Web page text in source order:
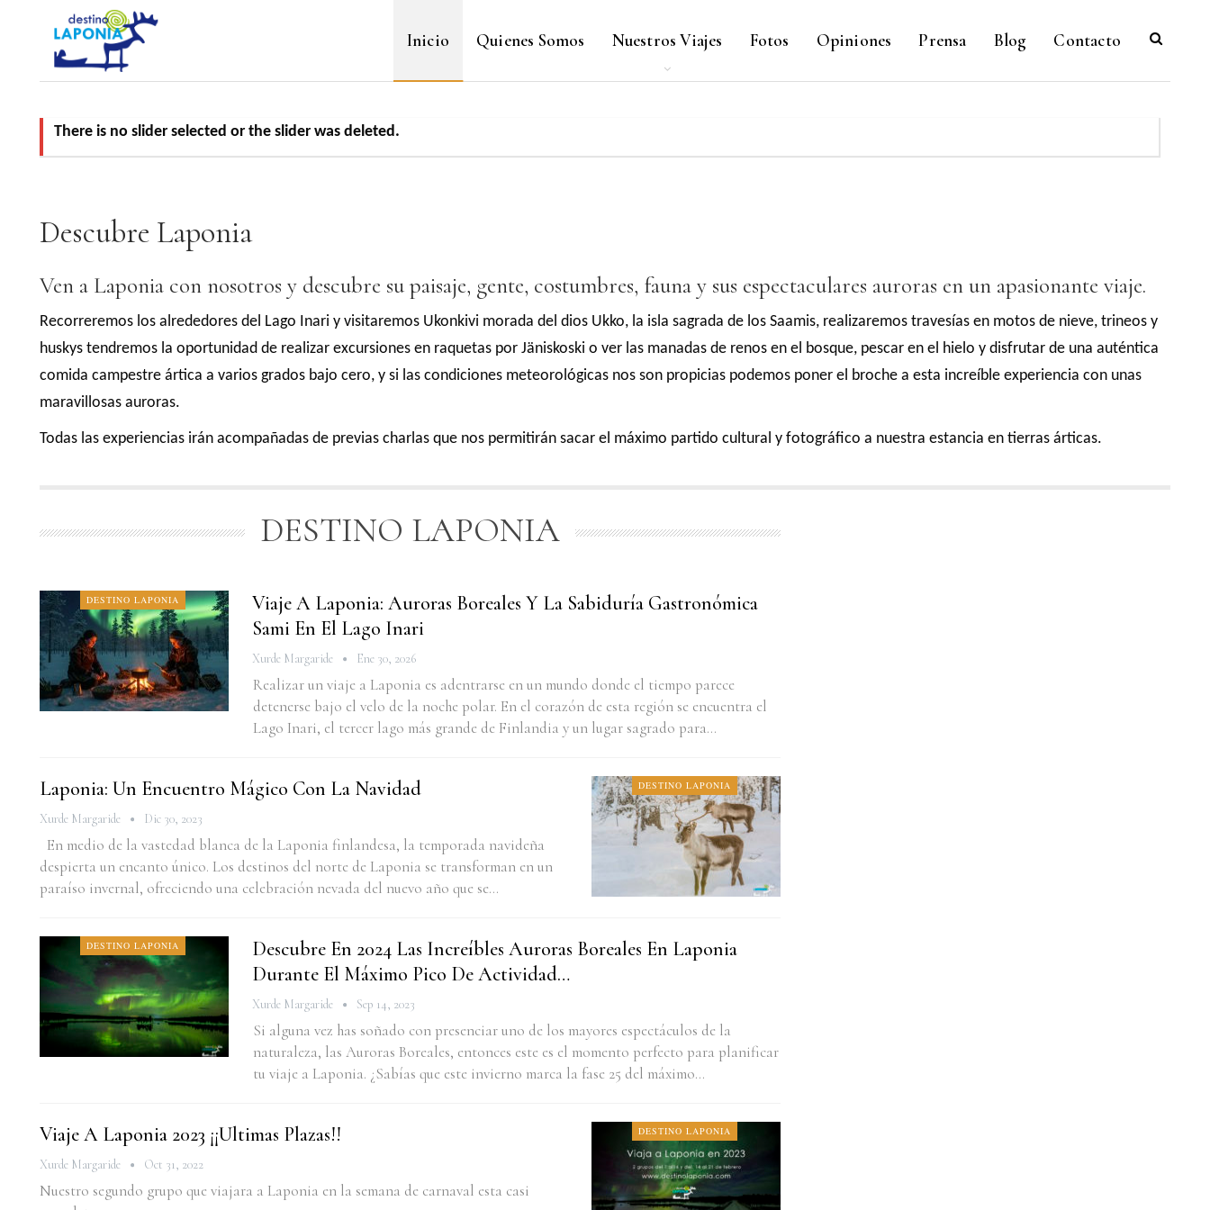
Inicio Quienes Somos Nuestros Viajes Fotos Opiniones Prensa Blog Contacto
There is no slider selected or the slider was deleted.
Descubre Laponia
Ven a Laponia con nosotros y descubre su paisaje, gente, costumbres, fauna y sus espectaculares auroras en un apasionante viaje.
Recorreremos los alrededores del Lago Inari y visitaremos Ukonkivi morada del dios Ukko, la isla sagrada de los Saamis, realizaremos travesías en motos de nieve, trineos y
huskys tendremos la oportunidad de realizar excursiones en raquetas por Jäniskoski o ver las manadas de renos en el bosque, pescar en el hielo y disfrutar de una auténtica
comida campestre ártica a varios grados bajo cero, y si las condiciones meteorológicas nos son propicias podemos poner el broche a esta increíble experiencia con unas
maravillosas auroras.
Todas las experiencias irán acompañadas de previas charlas que nos permitirán sacar el máximo partido cultural y fotográfico a nuestra estancia en tierras árticas.
DESTINO LAPONIA
DESTINO LAPONIA
Viaje A Laponia: Auroras Boreales Y La Sabiduría Gastronómica
Sami En El Lago Inari
Xurde Margaride Ene 30, 2026
Realizar un viaje a Laponia es adentrarse en un mundo donde el tiempo parece
detenerse bajo el velo de la noche polar. En el corazón de esta región se encuentra el
Lago Inari, el tercer lago más grande de Finlandia y un lugar sagrado para…
DESTINO LAPONIA
Laponia: Un Encuentro Mágico Con La Navidad
Xurde Margaride Dic 30, 2023
En medio de la vastedad blanca de la Laponia finlandesa, la temporada navideña
despierta un encanto único. Los destinos del norte de Laponia se transforman en un
paraíso invernal, ofreciendo una celebración nevada del nuevo año que se…
DESTINO LAPONIA
Descubre En 2024 Las Increíbles Auroras Boreales En Laponia
Durante El Máximo Pico De Actividad…
Xurde Margaride Sep 14, 2023
Si alguna vez has soñado con presenciar uno de los mayores espectáculos de la
naturaleza, las Auroras Boreales, entonces este es el momento perfecto para planificar
tu viaje a Laponia. ¿Sabías que este invierno marca la fase 25 del máximo…
DESTINO LAPONIA
Viaje A Laponia 2023 ¡¡Ultimas Plazas!!
Xurde Margaride Oct 31, 2022
Nuestro segundo grupo que viajara a Laponia en la semana de carnaval esta casi